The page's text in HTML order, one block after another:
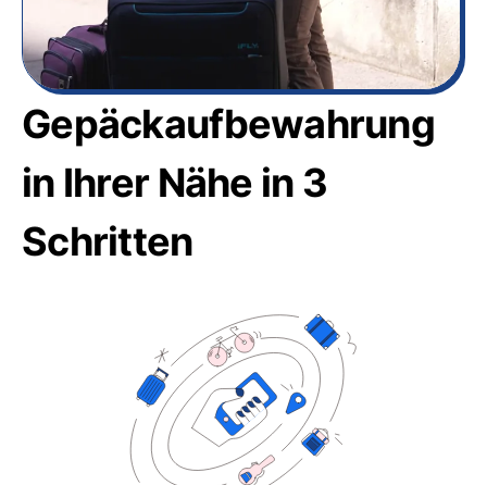
Gepäckaufbewahrung
in Ihrer Nähe in 3
Schritten